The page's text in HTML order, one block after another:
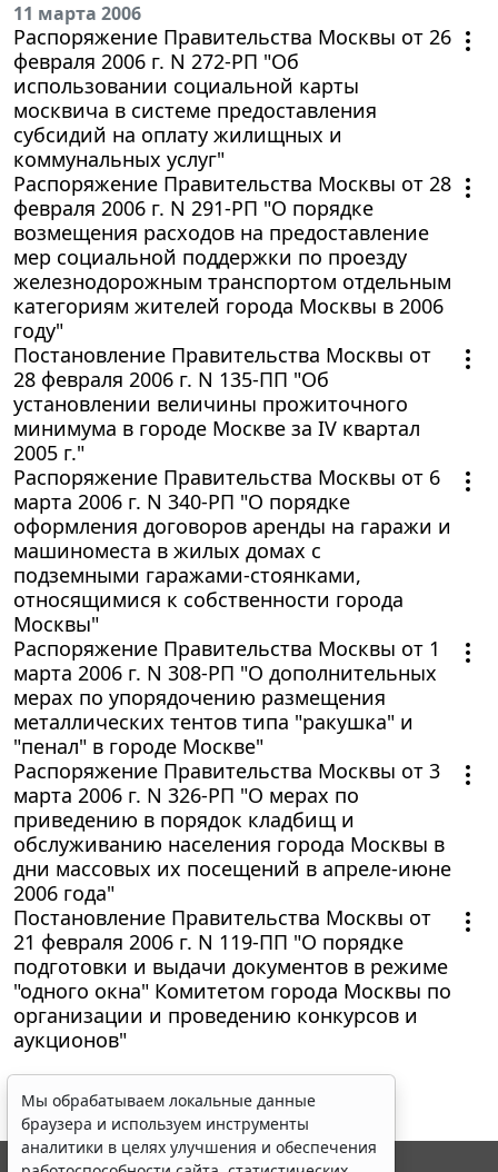
11 марта 2006
Распоряжение Правительства Москвы от 26
февраля 2006 г. N 272-РП "Об
использовании социальной карты
москвича в системе предоставления
субсидий на оплату жилищных и
коммунальных услуг"
Распоряжение Правительства Москвы от 28
февраля 2006 г. N 291-РП "О порядке
возмещения расходов на предоставление
мер социальной поддержки по проезду
железнодорожным транспортом отдельным
категориям жителей города Москвы в 2006
году"
Постановление Правительства Москвы от
28 февраля 2006 г. N 135-ПП "Об
установлении величины прожиточного
минимума в городе Москве за IV квартал
2005 г."
Распоряжение Правительства Москвы от 6
марта 2006 г. N 340-РП "О порядке
оформления договоров аренды на гаражи и
машиноместа в жилых домах с
подземными гаражами-стоянками,
относящимися к собственности города
Москвы"
Распоряжение Правительства Москвы от 1
марта 2006 г. N 308-РП "О дополнительных
мерах по упорядочению размещения
металлических тентов типа "ракушка" и
"пенал" в городе Москве"
Распоряжение Правительства Москвы от 3
марта 2006 г. N 326-РП "О мерах по
приведению в порядок кладбищ и
обслуживанию населения города Москвы в
дни массовых их посещений в апреле-июне
2006 года"
Постановление Правительства Москвы от
21 февраля 2006 г. N 119-ПП "О порядке
подготовки и выдачи документов в режиме
"одного окна" Комитетом города Москвы по
организации и проведению конкурсов и
аукционов"
Мы обрабатываем локальные данные
браузера и используем инструменты
аналитики в целях улучшения и обеспечения